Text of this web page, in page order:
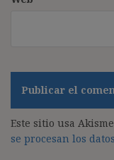
Este sitio usa
se procesan los